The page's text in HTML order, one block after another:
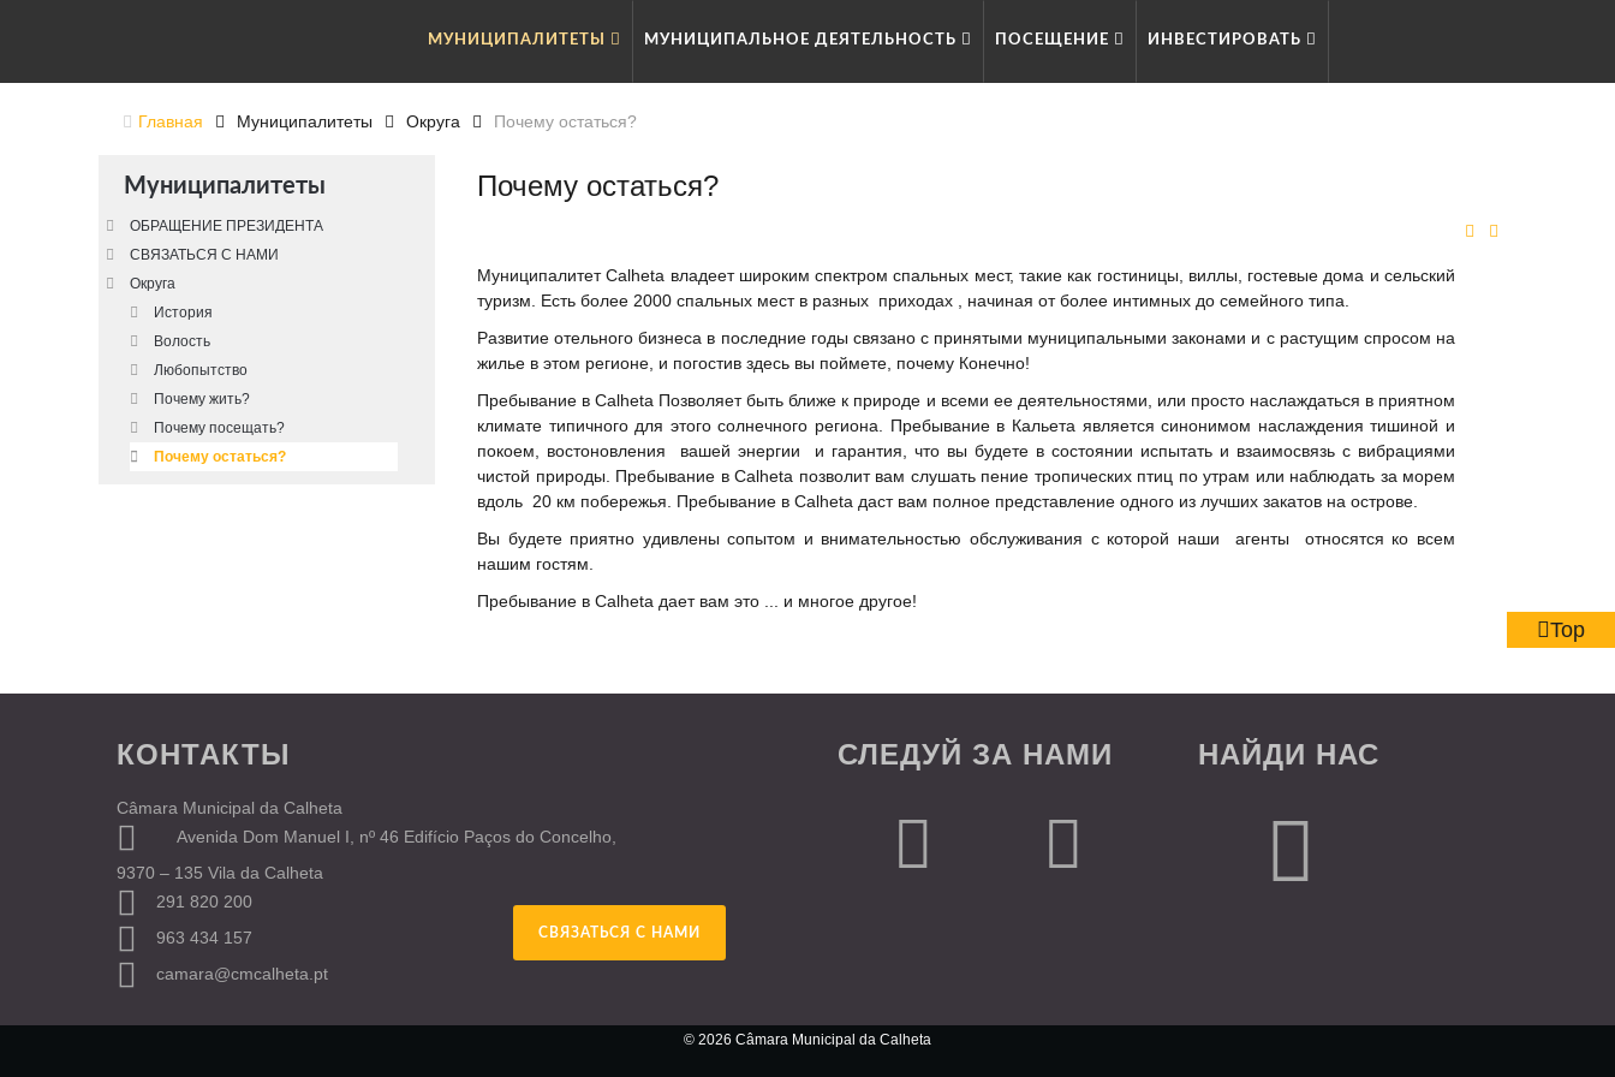
МУНИЦИПАЛИТЕТЫ МУНИЦИПАЛЬНОЕ ДЕЯТЕЛЬНОСТЬ ПОСЕЩЕНИЕ ИНВЕСТИРОВАТЬ
Главная Муниципалитеты Округа Почему остаться?
Почему остаться?
Муниципалитет Calheta владеет широким спектром спальных мест, такие как гостиницы, виллы, гостевые дома и сельский
туризм. Есть более 2000 спальных мест в разных приходах , начиная от более интимных до семейного типа.
Развитие отельного бизнеса в последние годы связано с принятыми муниципальными законами и с растущим спросом на
жилье в этом регионе, и погостив здесь вы поймете, почему Конечно!
Пребывание в Calheta Позволяет быть ближе к природе и всеми ее деятельностями, или просто наслаждаться в приятном
климате типичного для этого солнечного региона. Пребывание в Кальета является синонимом наслаждения тишиной и
покоем, востоновления вашей энергии и гарантия, что вы будете в состоянии испытать и взаимосвязь с вибрациями
чистой природы. Пребывание в Calheta позволит вам слушать пение тропических птиц по утрам или наблюдать за морем
вдоль 20 км побережья. Пребывание в Calheta даст вам полное представление одного из лучших закатов на острове.
Вы будете приятно удивлены сопытом и внимательностью обслуживания с которой наши агенты относятся ко всем
нашим гостям.
Пребывание в Calheta дает вам это ... и многое другое!
Муниципалитеты
ОБРАЩЕНИЕ ПРЕЗИДЕНТА
СВЯЗАТЬСЯ С НАМИ
Округа
История
Волость
Любопытство
Почему жить?
Почему посещать?
Почему остаться?
КОНТАКТЫ
Câmara Municipal da Calheta
Avenida Dom Manuel I, nº 46 Edifício Paços do Concelho,
9370 – 135 Vila da Calheta
291 820 200
963 434 157
camara@cmcalheta.pt
СВЯЗАТЬСЯ С НАМИ
СЛЕДУЙ ЗА НАМИ НАЙДИ НАС
© 2026 Câmara Municipal da Calheta
Top